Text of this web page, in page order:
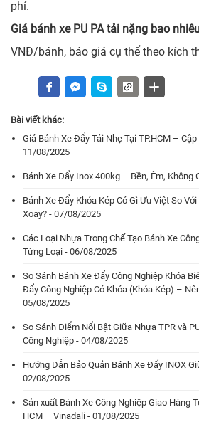
phí.
Giá bánh xe PU PA tải nặng bao
VNĐ/bánh, báo giá cụ thể theo kích
Bài viết khác:
Giá Bánh Xe Đẩy Tải Nhẹ Tại TP.HCM –
11/08/2025
Bánh Xe Đẩy Inox 400kg – Bền, Êm, Không
Bánh Xe Đẩy Khóa Kép Có Gì Ưu Việt So
Xoay? - 07/08/2025
Các Loại Nhựa Trong Chế Tạo Bánh Xe
Từng Loại - 06/08/2025
So Sánh Bánh Xe Đẩy Công Nghiệp Khóa
Đẩy Công Nghiệp Có Khóa (Khóa Kép) –
05/08/2025
So Sánh Điểm Nổi Bật Giữa Nhựa TPR và
Công Nghiệp - 04/08/2025
Hướng Dẫn Bảo Quản Bánh Xe Đẩy INOX
02/08/2025
Sản xuất Bánh Xe Công Nghiệp Giao Hàng
HCM – Vinadali - 01/08/2025